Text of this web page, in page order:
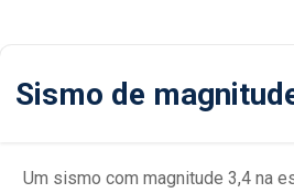
Sismo de
Um sismo com magnitude 3,4 na